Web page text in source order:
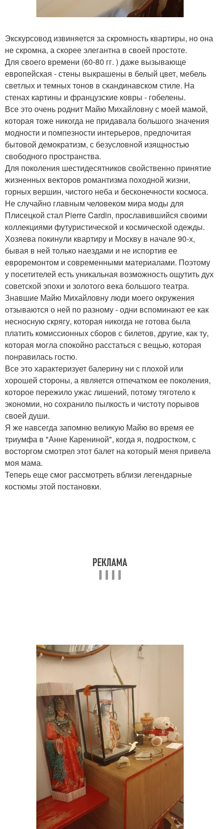
Экскурсовод извиняется за скромность квартиры, но она
не скромна, а скорее элегантна в своей простоте.
Для своего времени (60-80 гг. ) даже вызывающе
европейская - стены выкрашены в белый цвет, мебель
светлых и темных тонов в скандинавском стиле. На
стенах картины и французские ковры - гобелены.
Все это очень роднит Майю Михайловну с моей мамой,
которая тоже никогда не придавала большого значения
модности и помпезности интерьеров, предпочитая
бытовой демократизм, с безусловной изящностью
свободного пространства.
Для поколения шестидесятников свойственно принятие
жизненных векторов романтизма походной жизни,
горных вершин, чистого неба и бесконечности космоса.
Не случайно главным человеком мира моды для
Плисецкой стал Pierre Cardin, прославившийся своими
коллекциями футуристической и космической одежды.
Хозяева покинули квартиру и Москву в начале 90-х,
бывая в ней только наездами и не испортив ее
евроремонтом и современными материалами. Поэтому
у посетителей есть уникальная возможность ощутить дух
советской эпохи и золотого века большого театра.
Знавшие Майю Михайловну люди моего окружения
отзываются о ней по разному - одни вспоминают ее как
несносную скрягу, которая никогда не готова была
платить комиссионных сборов с билетов, другие, как ту,
которая могла спокойно расстаться с вещью, которая
понравилась гостю.
Все это характеризует балерину ни с плохой или
хорошей стороны, а является отпечатком ее поколения,
которое пережило ужас лишений, потому тяготело к
экономии, но сохранило пылкость и чистоту порывов
своей души.
Я же навсегда запомню великую Майю во время ее
триумфа в "Анне Карениной", когда я, подростком, с
восторгом смотрел этот балет на который меня привела
моя мама.
Теперь еще смог рассмотреть вблизи легендарные
костюмы этой постановки.